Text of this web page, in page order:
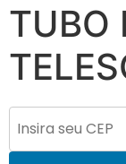
TUBO